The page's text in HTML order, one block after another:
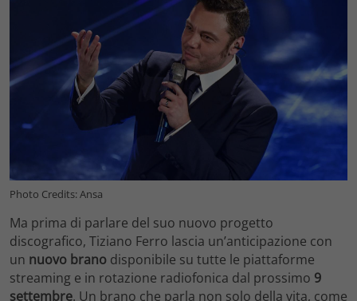
Photo Credits: Ansa
Ma prima di parlare del suo nuovo progetto
discografico, Tiziano Ferro lascia un’anticipazione con
un nuovo brano disponibile su tutte le piattaforme
streaming e in rotazione radiofonica dal prossimo 9
settembre. Un brano che parla non solo della vita, come